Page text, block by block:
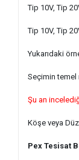
Tip 10V, Tip
Tip 10V, Tip
Yukarıdaki
Seçimin temel
Şu an
Köşe veya
Pex Tesisat